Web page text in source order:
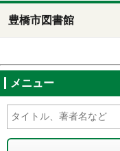
豊橋市図書館
メニュー